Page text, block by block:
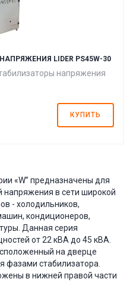
LIDER PS45W-30
напряжения
КУПИТЬ
«W” предназначены для
напряжения в сети широкой
- холодильников,
кондиционеров,
Данная серия
от 22 кВА до 45 кВА.
на дверце
фазами стабилизатора.
в нижней правой части